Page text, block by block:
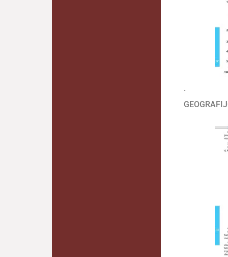
.